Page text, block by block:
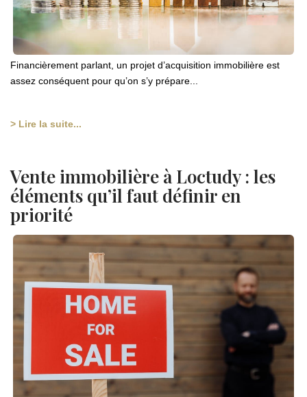
Financièrement parlant, un projet d’acquisition immobilière est
assez conséquent pour qu’on s’y prépare...
> Lire la suite...
Vente immobilière à Loctudy : les
éléments qu’il faut définir en
priorité